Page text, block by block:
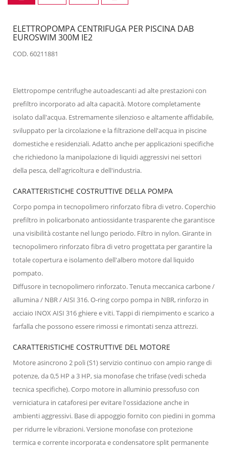
ELETTROPOMPA CENTRIFUGA PER PISCINA DAB
EUROSWIM 300M IE2
COD. 60211881
Elettropompe centrifughe autoadescanti ad alte prestazioni con
prefiltro incorporato ad alta capacità. Motore completamente
isolato dall'acqua. Estremamente silenzioso e altamente affidabile,
sviluppato per la circolazione e la filtrazione dell'acqua in piscine
domestiche e residenziali. Adatto anche per applicazioni specifiche
che richiedono la manipolazione di liquidi aggressivi nei settori
della pesca, dell'agricoltura e dell'industria.
CARATTERISTICHE COSTRUTTIVE DELLA POMPA
Corpo pompa in tecnopolimero rinforzato fibra di vetro. Coperchio
prefiltro in policarbonato antiossidante trasparente che garantisce
una visibilità costante nel lungo periodo. Filtro in nylon. Girante in
tecnopolimero rinforzato fibra di vetro progettata per garantire la
totale copertura e isolamento dell'albero motore dal liquido
pompato.
Diffusore in tecnopolimero rinforzato. Tenuta meccanica carbone /
allumina / NBR / AISI 316. O-ring corpo pompa in NBR, rinforzo in
acciaio INOX AISI 316 ghiere e viti. Tappi di riempimento e scarico a
farfalla che possono essere rimossi e rimontati senza attrezzi.
CARATTERISTICHE COSTRUTTIVE DEL MOTORE
Motore asincrono 2 poli (S1) servizio continuo con ampio range di
potenze, da 0,5 HP a 3 HP, sia monofase che trifase (vedi scheda
tecnica specifiche). Corpo motore in alluminio pressofuso con
verniciatura in cataforesi per evitare l'ossidazione anche in
ambienti aggressivi. Base di appoggio fornito con piedini in gomma
per ridurre le vibrazioni. Versione monofase con protezione
termica e corrente incorporata e condensatore split permanente